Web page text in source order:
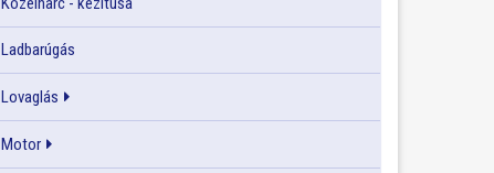
Ladbarúgás
Lovaglás
Motor